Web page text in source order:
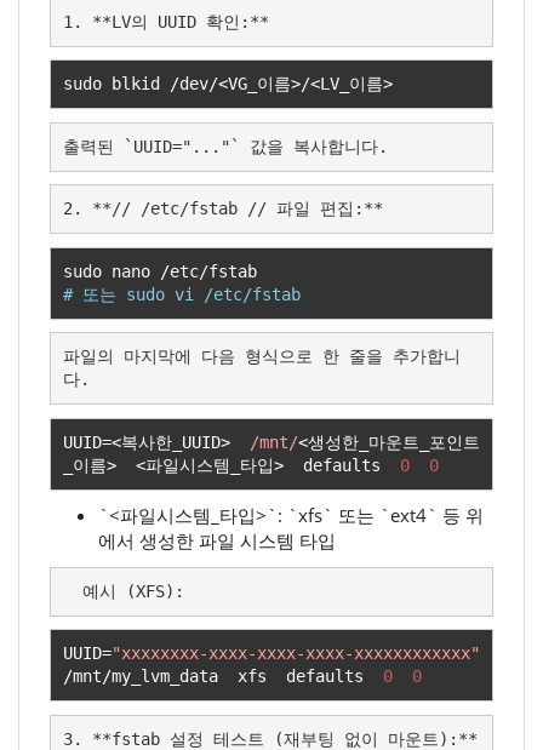
1. **LV의 UUID 확인:**
sudo blkid /dev/<VG_ 이름>/<LV_ 이름>
출력된 `UUID="..."` 값을 복사합니다.
2. **// /etc/fstab // 파일 편집:**
sudo nano /etc/
# 또는 sudo vi /etc/fstab
파일의 마지막에 다음 형식으로 한 줄을 추가합니
다.
UUID=<복사한 _UUID> /mnt/<생성한 마운트
포인트
이름> <파일시스템 타입>
  defaults
0 0
`<파일시스템_타입>`: `xfs` 또는 `ext4` 등 위
에서 생성한 파일 시스템 타입
  예시 (XFS):
UUID="xxxxxxxx-xxxx-xxxx-xxxx-xxxxxxxxxxxx"
/mnt/my_lvm_data  xfs  defaults 0 0
3. **fstab 설정 테스트 (재부팅 없이 마운트):**